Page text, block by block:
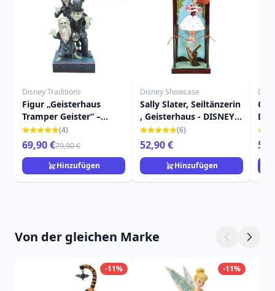
Disney Traditions
Figur „Geisterhaus
Tramper Geister“ –
DISNEY TRADITIONS
(4)
69,90 €79,90 €
Hinzufügen
Disney Showcase
Sally Slater, Seiltänzerin
, Geisterhaus - DISNEY
SHOWCASE
(6)
52,90 €
Hinzufügen
Von der gleichen Marke
-11% -11%